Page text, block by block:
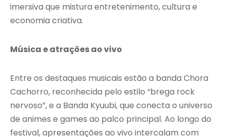
imersiva que mistura entretenimento, cultura e
economia criativa.
Música e atrações ao vivo
Entre os destaques musicais estão a banda Chora
Cachorro, reconhecida pelo estilo “brega rock
nervoso”, e a Banda Kyuubi, que conecta o universo
de animes e games ao palco principal. Ao longo do
festival, apresentações ao vivo intercalam com